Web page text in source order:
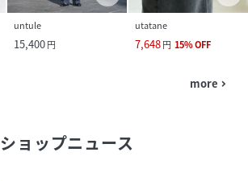
untule
15,400円
utatane
7,648円 15%OFF
more navigate_next
ショップニュース